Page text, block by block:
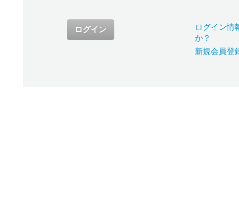
ログイン
ログイン情
か？
新規会員登